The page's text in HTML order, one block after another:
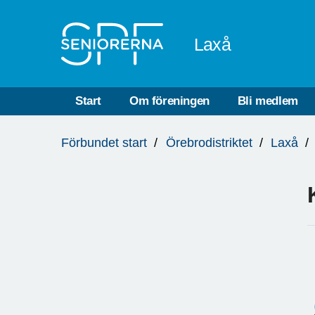
Laxå
Start Om föreningen Bli medlem
är
Förbundet start Örebrodistriktet Laxå